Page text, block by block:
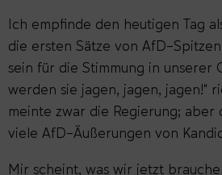
Ich empfinde den heutigen Tag
die ersten Sätze von AfD-
sein für die Stimmung in unserer
werden sie jagen, jagen, jagen!“
meinte zwar die Regierung; aber
viele AfD-Äußerungen von
Mir scheint, was wir jetzt